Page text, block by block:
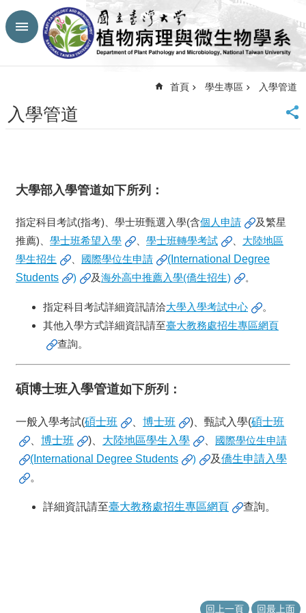
跳到主要內容區塊
進
搜
回
首
首
頁
生
農
學
院
網
導
FaceBook
YouTube
絡
資
English
最
新
消
首頁 學生專區 入學管道
入學管道
大學部入學管道如下所列：
指定科目考試(指考)、學士班甄選入學(含個人申請
及繁星
推薦)、 學士班希望入學 、 學士班轉學考試 、 大陸地區
學生招生
、 國際學位生申請
(International Degree
Students
) 及海外高中推薦入學(僑生招生) 。
指定科目考試詳細資訊請洽大學入學考試中心
。
其他入學方式詳細資訊請至臺大教務處招生專區網頁
查詢。
碩博士班入學管道如下所列：
一般入學考試(碩士班 博士班 )、甄試入學(碩士班
博士班 )、 大陸地區學生入學
國際學位生申請
(International Degree Students
) 及僑生申請入學
。
詳細資訊請至臺大教務處招生專區網頁 查詢。
回上一頁 回最上面